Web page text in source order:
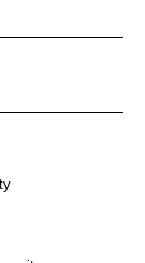
ABOUT